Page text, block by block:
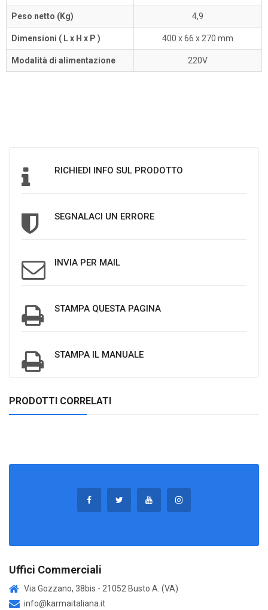
Peso netto (Kg) 4,9
Dimensioni ( L x H x P ) 400 x 66 x 270 mm
Modalità di alimentazione 220V
RICHIEDI INFO SUL PRODOTTO
SEGNALACI UN ERRORE
INVIA PER MAIL
STAMPA QUESTA PAGINA
STAMPA IL MANUALE
PRODOTTI CORRELATI
Uffici Commerciali
Via Gozzano, 38bis - 21052 Busto A. (VA)
info@karmaitaliana.it